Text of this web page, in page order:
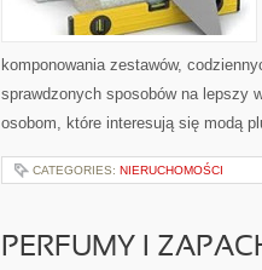
komponowania zestawów,
sprawdzonych sposobów na lepszy
osobom, które interesują się modą
CATEGORIES: NIERUCHOMOŚCI
PERFUMY I